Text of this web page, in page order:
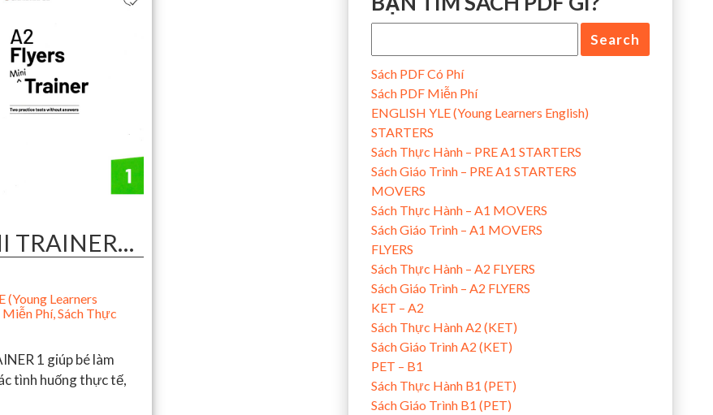
TRAINER…
(Young Learners
Miễn Phí,Sách Thực
1 giúp bé làm
tình huống thực tế,
Sách PDF Có Phí
Sách PDF Miễn Phí
ENGLISH YLE (Young Learners English)
STARTERS
Sách Thực Hành – PRE A1 STARTERS
Sách Giáo Trình – PRE A1 STARTERS
MOVERS
Sách Thực Hành – A1 MOVERS
Sách Giáo Trình – A1 MOVERS
FLYERS
Sách Thực Hành – A2 FLYERS
Sách Giáo Trình – A2 FLYERS
KET – A2
Sách Thực Hành A2 (KET)
Sách Giáo Trình A2 (KET)
PET – B1
Sách Thực Hành B1 (PET)
Sách Giáo Trình B1 (PET)